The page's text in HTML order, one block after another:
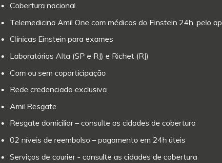
Cobertura nacional
Telemedicina Amil One com médicos do Einstein 24h, pelo
Clínicas Einstein para exames
Laboratórios Alta (SP e RJ) e Richet (RJ)
Com ou sem coparticipação
Rede credenciada exclusiva
Amil Resgate
Resgate domiciliar – consulte as cidades de cobertura
02 níveis de reembolso – pagamento em 24h úteis
Serviços de courier - consulte as cidades de cobertura